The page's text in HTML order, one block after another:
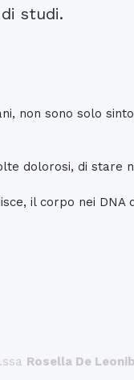
studi.
non sono solo
dolorosi, di stare
il corpo nei DNA
Rosella De